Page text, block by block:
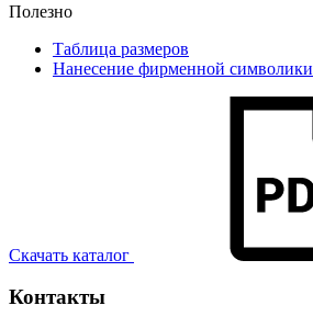
Полезно
Таблица размеров
Нанесение фирменной символики
Скачать каталог
Контакты